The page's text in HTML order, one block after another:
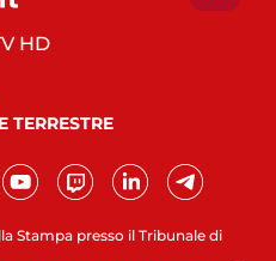
Stampa presso il Tribunale di
HD
TERRESTRE